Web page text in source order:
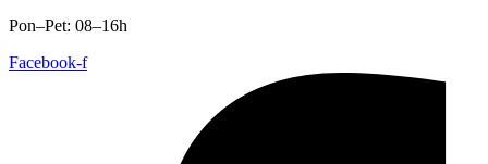
Pon–Pet: 08–16h
Facebook-f